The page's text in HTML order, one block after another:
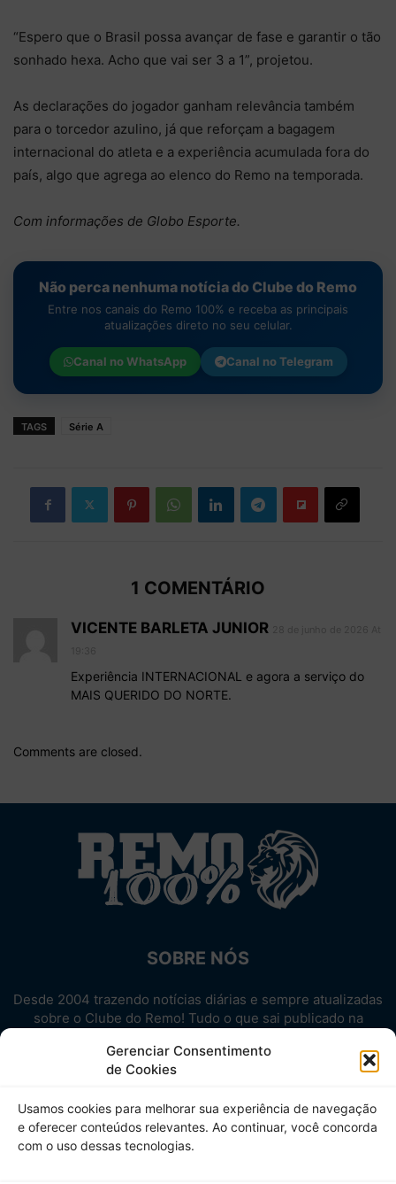
Gerenciar Consentimento
de Cookies
Usamos cookies para melhorar sua experiência de navegação
e oferecer conteúdos relevantes. Ao continuar, você concorda
com o uso dessas tecnologias.
“Espero que o Brasil possa avançar de fase e garantir o tão
sonhado hexa. Acho que vai ser 3 a 1”, projetou.
As declarações do jogador ganham relevância também
para o torcedor azulino, já que reforçam a bagagem
internacional do atleta e a experiência acumulada fora do
país, algo que agrega ao elenco do Remo na temporada.
Com informações de Globo Esporte.
Não perca nenhuma notícia do Clube do Remo
Entre nos canais do Remo 100% e receba as principais
atualizações direto no seu celular.
Canal noWhatsApp Canal noTelegram
TAGS Série A
1 COMENTÁRIO
VICENTE BARLETA JUNIOR
Experiência INTERNACIONAL e agora a serviço do
MAIS QUERIDO DO NORTE.
Comments are closed.
SOBRE NÓS
Desde 2004 trazendo notícias diárias e sempre atualizadas
sobre o Clube do Remo! Tudo o que sai publicado na
Aproveite! Site não-oficial.
SIGA-NOS